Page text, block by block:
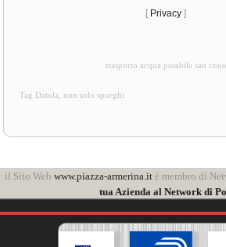
[ Privacy ]
trasporto acqua potabile san cono
Tag Datola, non solo spurghi
il Sito Web www.piazza-armerina.itè membro di
tua Azienda al Network di